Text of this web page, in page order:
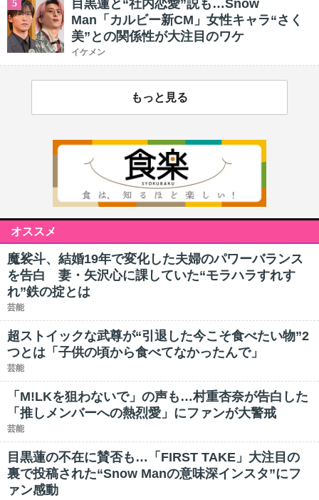
5
目黒蓮と“社内恋愛”説も…Snow
Man「カルビー新CM」女性キャラ“さく
美”との関係性が大注目のワケ
イケメン
もっと見る
オススメ
魔裟斗、結婚19年で変化した夫婦のパワーバランス
を告白 妻・矢沢心に課していた“モラハラすれす
れ”鉄の掟とは
芸能
超ストイックな武尊が“引退した今こそ食べたい物”2
つとは「子供の頃から食べてなかったんで」
芸能
「M!LKを狙わないで」の声も…村重杏奈が告白した
「推しメンバーへの熱烈愛」にファンが大警戒
芸能
目黒蓮の不在に賛否も…「FIRST TAKE」大注目の
裏で投稿された“Snow Manの意味深インスタ”にフ
ァン感動